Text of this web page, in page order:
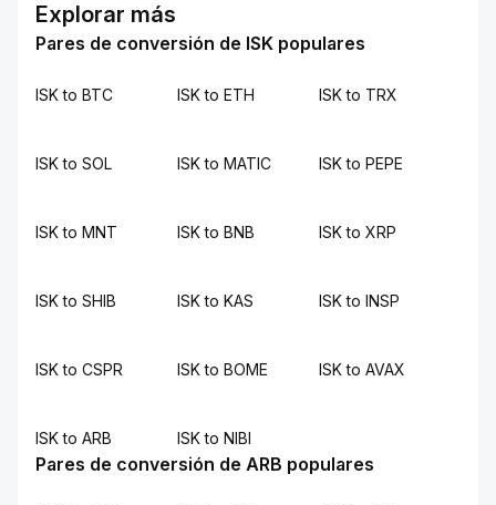
Explorar más
Pares de conversión de ISK populares
ISK to BTC ISK to ETH ISK to TRX
ISK to SOL ISK to MATIC ISK to PEPE
ISK to MNT ISK to BNB ISK to XRP
ISK to SHIB ISK to KAS ISK to INSP
ISK to CSPR ISK to BOME ISK to AVAX
ISK to ARB ISK to NIBI
Pares de conversión de ARB populares